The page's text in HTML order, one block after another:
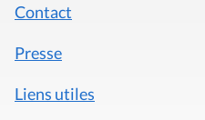
Contact
Presse
Liens utiles